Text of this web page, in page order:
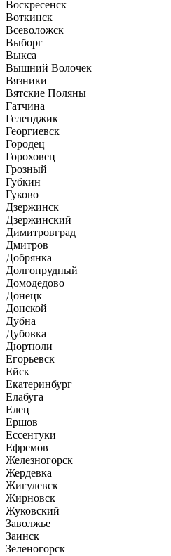
Воскресенск
Воткинск
Всеволожск
Выборг
Выкса
Вышний Волочек
Вязники
Вятские Поляны
Гатчина
Геленджик
Георгиевск
Городец
Гороховец
Грозный
Губкин
Гуково
Дзержинск
Дзержинский
Димитровград
Дмитров
Добрянка
Долгопрудный
Домодедово
Донецк
Донской
Дубна
Дубовка
Дюртюли
Егорьевск
Ейск
Екатеринбург
Елабуга
Елец
Ершов
Ессентуки
Ефремов
Железногорск
Жердевка
Жигулевск
Жирновск
Жуковский
Заволжье
Заинск
Зеленогорск